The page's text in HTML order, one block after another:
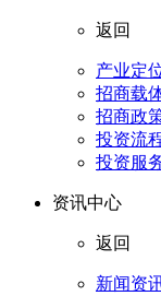
返回
产业定
招商载
招商政
投资流
投资服
资讯中心
返回
新闻资